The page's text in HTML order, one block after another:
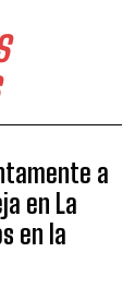
a
en La
en la